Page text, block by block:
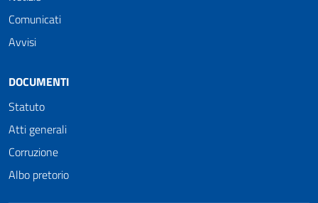
Comunicati
Avvisi
DOCUMENTI
Statuto
Atti generali
Corruzione
Albo pretorio